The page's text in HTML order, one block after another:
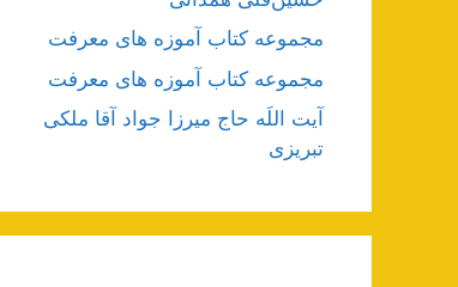
مجموعه کتاب آموزه های معرفت
مجموعه کتاب آموزه های معرفت
آیت اللَه حاج میرزا جواد آقا ملکی
تبریزی